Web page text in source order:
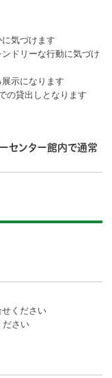
気づけます
ドリーな行動に気づけ
示になります
の貸出しとなります
センター館内で通常
ください
ださい